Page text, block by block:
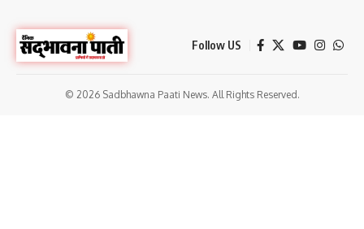
Follow US
© 2026 Sadbhawna Paati News. All Rights Reserved.